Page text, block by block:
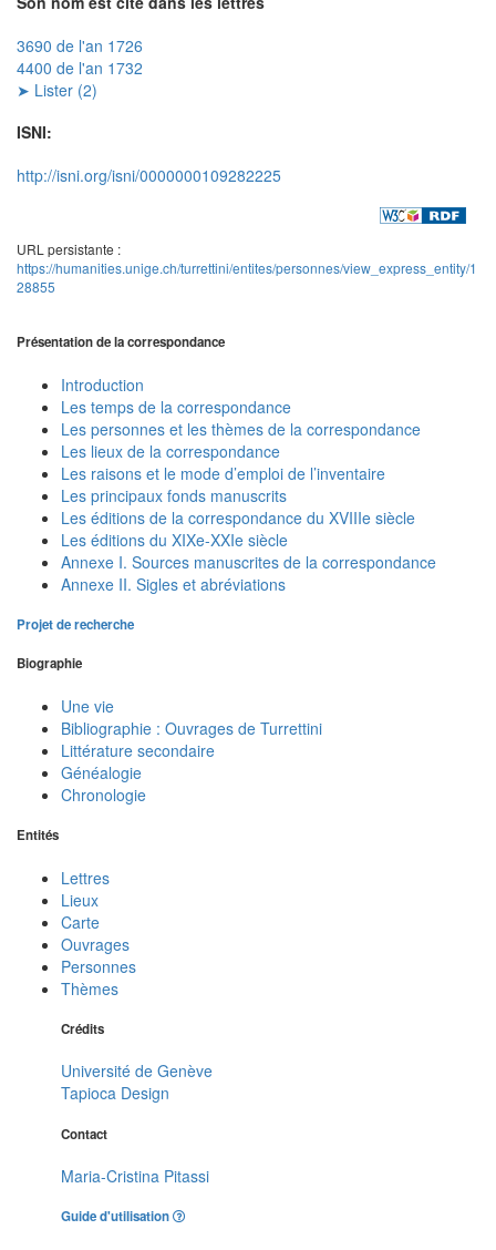
3690 de l'an 1726
4400 de l'an 1732
➤ Lister (2)
ISNI:
http://isni.org/isni/0000000109282225
URL persistante :
https://humanities.unige.ch/turrettini/entites/personnes/view_express_entity/1
28855
Présentation de la correspondance
Introduction
Les temps de la correspondance
Les personnes et les thèmes de la correspondance
Les lieux de la correspondance
Les raisons et le mode d’emploi de l’inventaire
Les principaux fonds manuscrits
Les éditions de la correspondance du XVIIIe siècle
Les éditions du XIXe-XXIe siècle
Annexe I. Sources manuscrites de la correspondance
Annexe II. Sigles et abréviations
Projet de recherche
Biographie
Une vie
Bibliographie : Ouvrages de Turrettini
Littérature secondaire
Généalogie
Chronologie
Entités
Lettres
Lieux
Carte
Ouvrages
Personnes
Thèmes
Crédits
Université de Genève
Tapioca Design
Contact
Maria-Cristina Pitassi
Guide d'utilisation